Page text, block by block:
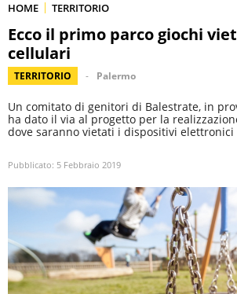
HOME TERRITORIO
Ecco il primo parco giochi
cellulari
TERRITORIO Palermo
Un comitato di genitori di Balestrate, in
ha dato il via al progetto per la
dove saranno vietati i dispositivi elettronici
Pubblicato: 5 Febbraio 2019